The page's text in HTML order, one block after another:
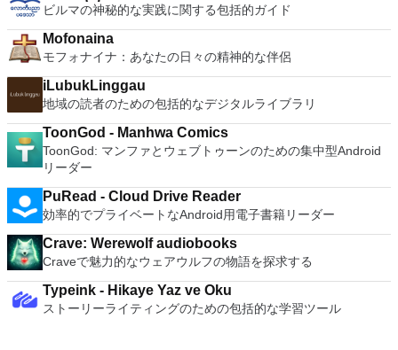
ビルマの神秘的な実践に関する包括的ガイド
Mofonaina
モフォナイナ：あなたの日々の精神的な伴侶
iLubukLinggau
地域の読者のための包括的なデジタルライブラリ
ToonGod - Manhwa Comics
ToonGod: マンファとウェブトゥーンのための集中型Android
リーダー
PuRead - Cloud Drive Reader
効率的でプライベートなAndroid用電子書籍リーダー
Crave: Werewolf audiobooks
Craveで魅力的なウェアウルフの物語を探求する
Typeink - Hikaye Yaz ve Oku
ストーリーライティングのための包括的な学習ツール